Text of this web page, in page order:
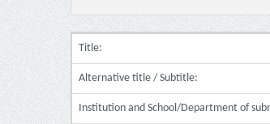
Title:
Alternative title / Subtitle:
Institution and School/Department of